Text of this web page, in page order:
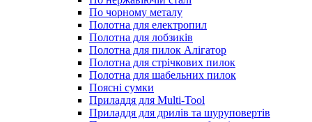
По чорному металу
Полотна для електропил
Полотна для лобзиків
Полотна для пилок Алігатор
Полотна для стрічкових пилок
Полотна для шабельних пилок
Поясні сумки
Приладдя для Multi-Tool
Приладдя для дрилів та шуруповертів